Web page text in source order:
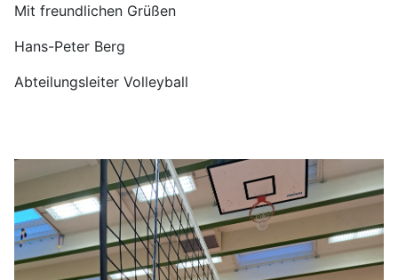
Mit freundlichen Grüßen
Hans-Peter Berg
Abteilungsleiter Volleyball